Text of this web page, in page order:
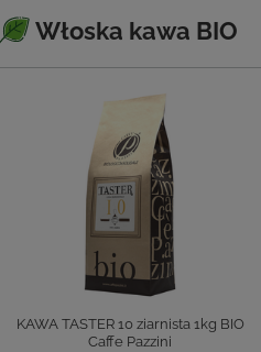
Włoska kawa BIO
KAWA TASTER 10 ziarnista 1kg BIO
Caffe Pazzini